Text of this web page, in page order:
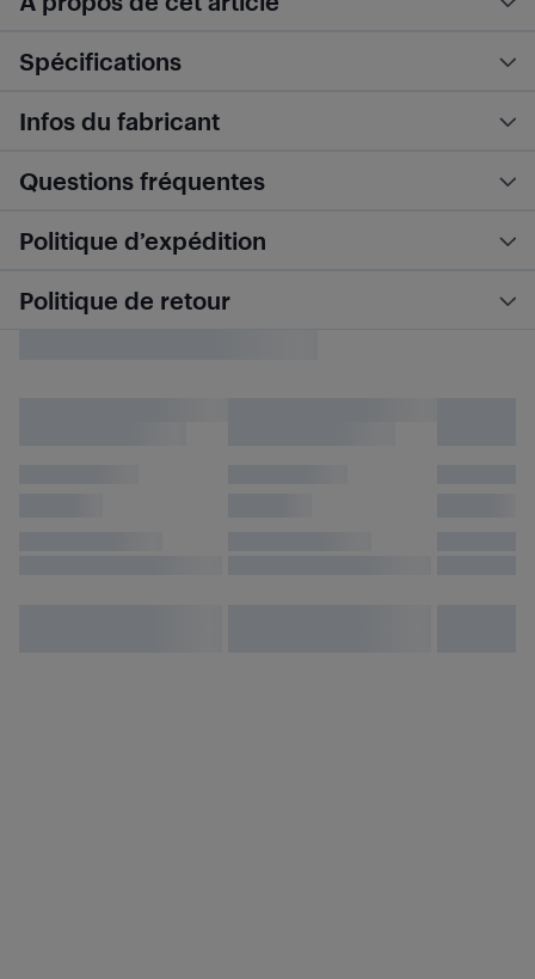
Spécifications
Infos du fabricant
Questions fréquentes
Politique d’expédition
Politique de retour